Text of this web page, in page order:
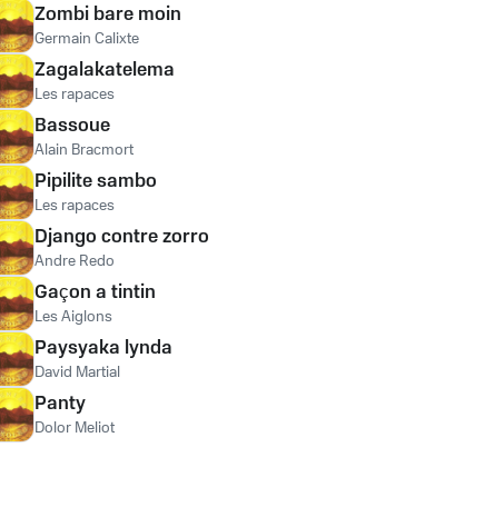
Zombi bare moin
Germain Calixte
Zagalakatelema
Les rapaces
Bassoue
Alain Bracmort
Pipilite sambo
Les rapaces
Django contre zorro
Andre Redo
Gaçon a tintin
Les Aiglons
Paysyaka lynda
David Martial
Panty
Dolor Meliot